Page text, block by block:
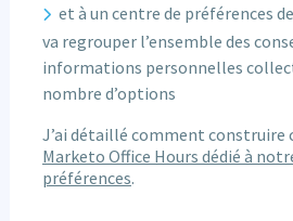
et à un centre de préférences
va regrouper l’ensemble des
informations personnelles
nombre d’options
J’ai détaillé comment construire
Marketo Office Hours dédié à
préférences.